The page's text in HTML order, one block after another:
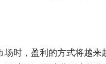
时，盈利的方式将越